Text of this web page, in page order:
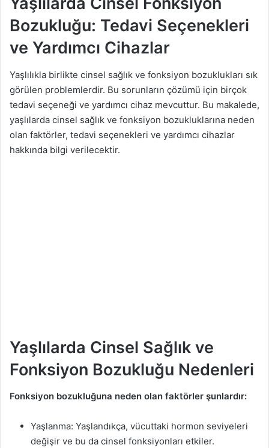
m
e
Bozukluğu: Tedavi Seçenekleri
ve Yardımcı Cihazlar
Yaşlılıkla birlikte cinsel sağlık ve fonksiyon bozuklukları sık
görülen problemlerdir. Bu sorunların çözümü için birçok
tedavi seçeneği ve yardımcı cihaz mevcuttur. Bu makalede,
yaşlılarda cinsel sağlık ve fonksiyon bozukluklarına neden
olan faktörler, tedavi seçenekleri ve yardımcı cihazlar
hakkında bilgi verilecektir.
Yaşlılarda Cinsel Sağlık ve
Fonksiyon Bozukluğu Nedenleri
Fonksiyon bozukluğuna neden olan faktörler şunlardır:
Yaşlanma: Yaşlandıkça, vücuttaki hormon seviyeleri
değişir ve bu da cinsel fonksiyonları etkiler.